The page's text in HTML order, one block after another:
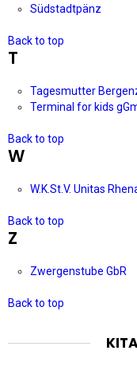
Südstadtpänz
Back to top
T
Tagesmutter
Terminal for kids
Back to top
W
W.K.St.V. Unitas
Back to top
Z
Zwergenstube GbR
Back to top